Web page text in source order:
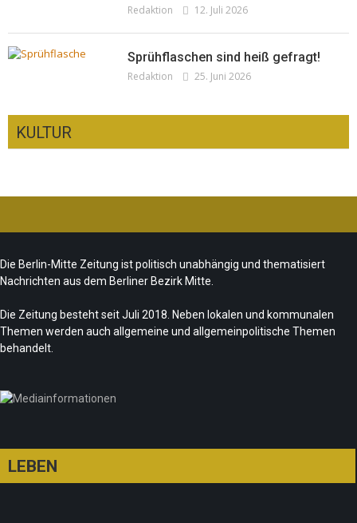
Redaktion 12. Juli 2026
Sprühflaschen sind heiß gefragt!
Redaktion 25. Juni 2026
KULTUR
zeitgemäß?
CSD-Anschlag: Trauer und politische
Folgerungen
music
Team/Redaktion 21. Juni 2026
„Les Amoureuses“ zur Fête de la Musique
Die Berlin-Mitte Zeitung ist politisch unabhängig und thematisiert
Nachrichten aus dem Berliner Bezirk Mitte.
Die Zeitung besteht seit Juli 2018. Neben lokalen und kommunalen
Themen werden auch allgemeine und allgemeinpolitische Themen
behandelt.
LEBEN